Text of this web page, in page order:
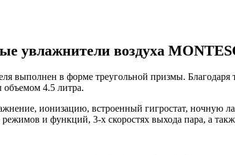
увлажнители воздуха
выполнен в форме треугольной призмы.
объемом 4.5 литра.
ионизацию, встроенный гигростат, ночную
и функций, 3-х скоростях выхода пара, а